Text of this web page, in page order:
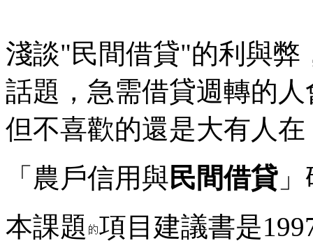
淺談"民間借貸"的利與弊
話題，急需借貸週轉的
但不喜歡的還是大有人
「農戶信用與民間借貸
本課題 項目建議書是